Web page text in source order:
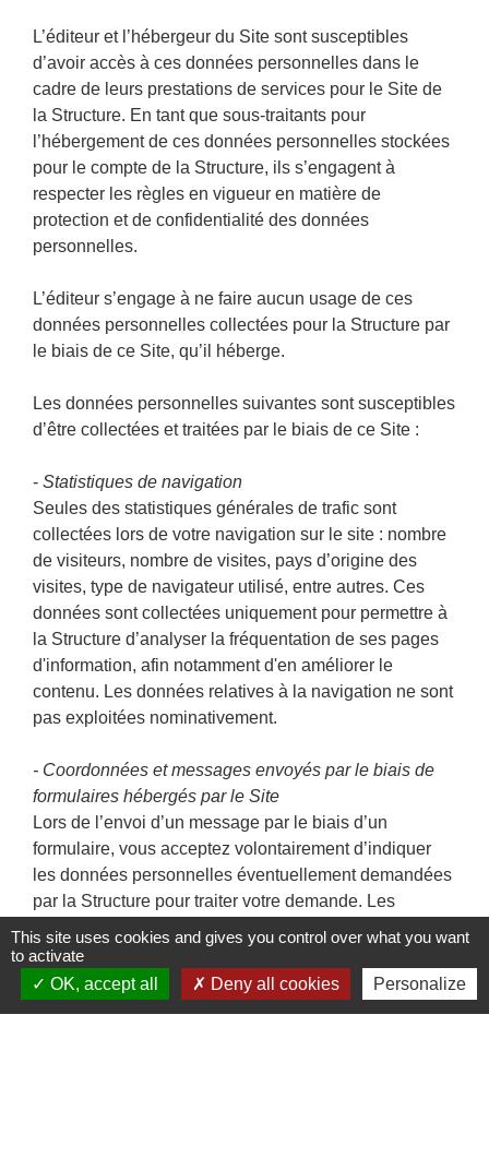
L’éditeur et l’hébergeur du Site sont susceptibles
d’avoir accès à ces données personnelles dans le
cadre de leurs prestations de services pour le Site de
la Structure. En tant que sous-traitants pour
l’hébergement de ces données personnelles stockées
pour le compte de la Structure, ils s’engagent à
respecter les règles en vigueur en matière de
protection et de confidentialité des données
personnelles.
L’éditeur s’engage à ne faire aucun usage de ces
données personnelles collectées pour la Structure par
le biais de ce Site, qu’il héberge.
Les données personnelles suivantes sont susceptibles
d’être collectées et traitées par le biais de ce Site :
- Statistiques de navigation
Seules des statistiques générales de trafic sont
collectées lors de votre navigation sur le site : nombre
de visiteurs, nombre de visites, pays d’origine des
visites, type de navigateur utilisé, entre autres. Ces
données sont collectées uniquement pour permettre à
la Structure d’analyser la fréquentation de ses pages
d'information, afin notamment d'en améliorer le
contenu. Les données relatives à la navigation ne sont
pas exploitées nominativement.
- Coordonnées et messages envoyés par le biais de
formulaires hébergés par le Site
Lors de l’envoi d’un message par le biais d’un
formulaire, vous acceptez volontairement d’indiquer
les données personnelles éventuellement demandées
par la Structure pour traiter votre demande. Les
informations ainsi recueillies ne servent qu’à traiter
votre demande. Ces informations collectées ne feront
l’objet d’aucune cession à des tiers ni d’aucun autre
traitement de la part de la Structure.
This site uses cookies and gives you control over what you want
to activate
OK, accept all
Deny all cookies Personalize